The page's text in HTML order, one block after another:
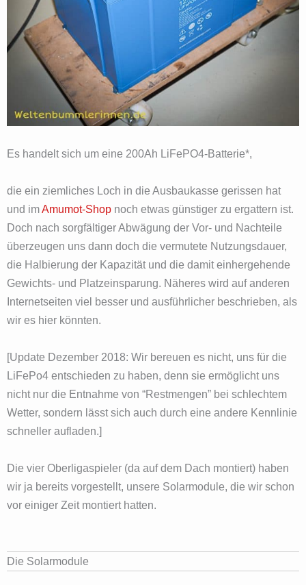
Es handelt sich um eine 200Ah LiFePO4-Batterie*,
die ein ziemliches Loch in die Ausbaukasse gerissen hat
und imAmumot-Shop noch etwas günstiger zu ergattern ist.
Doch nach sorgfältiger Abwägung der Vor- und Nachteile
überzeugen uns dann doch die vermutete Nutzungsdauer,
die Halbierung der Kapazität und die damit einhergehende
Gewichts- und Platzeinsparung. Näheres wird auf anderen
Internetseiten viel besser und ausführlicher beschrieben, als
wir es hier könnten.
[Update Dezember 2018: Wir bereuen es nicht, uns für die
LiFePo4 entschieden zu haben, denn sie ermöglicht uns
nicht nur die Entnahme von “Restmengen” bei schlechtem
Wetter, sondern lässt sich auch durch eine andere Kennlinie
schneller aufladen.]
Die vier Oberligaspieler (da auf dem Dach montiert) haben
wir ja bereits vorgestellt, unsere Solarmodule, die wir schon
vor einiger Zeit montiert hatten.
Die Solarmodule